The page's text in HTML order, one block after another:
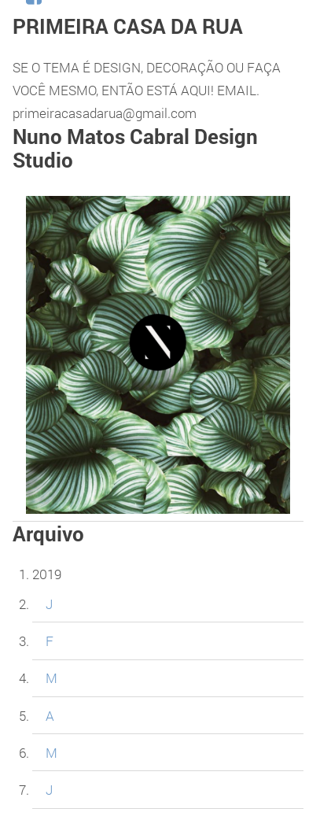
PRIMEIRA CASA DA RUA
SE O TEMA É DESIGN, DECORAÇÃO OU FAÇA
VOCÊ MESMO, ENTÃO ESTÁ AQUI! EMAIL.
primeiracasadarua@gmail.com
Nuno Matos Cabral Design
Studio
Arquivo
2019
J
F
M
A
M
J